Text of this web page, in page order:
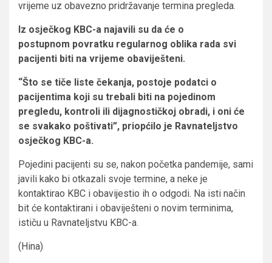
vrijeme uz obavezno pridržavanje termina pregleda.
Iz osječkog KBC-a najavili su da će o
postupnom povratku regularnog oblika rada svi
pacijenti biti na vrijeme obaviješteni.
“Što se tiče liste čekanja, postoje podatci o
pacijentima koji su trebali biti na pojedinom
pregledu, kontroli ili dijagnostičkoj obradi, i oni će
se svakako poštivati”, priopćilo je Ravnateljstvo
osječkog KBC-a.
Pojedini pacijenti su se, nakon početka pandemije, sami
javili kako bi otkazali svoje termine, a neke je
kontaktirao KBC i obavijestio ih o odgodi. Na isti način
bit će kontaktirani i obaviješteni o novim terminima,
ističu u Ravnateljstvu KBC-a.
(Hina)